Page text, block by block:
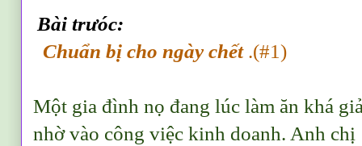
Bài trưóc:
Chuẩn bị cho ngày chết.(#1)
Một gia đình nọ đang lúc làm ăn khá
nhờ vào công việc kinh doanh. Anh chị